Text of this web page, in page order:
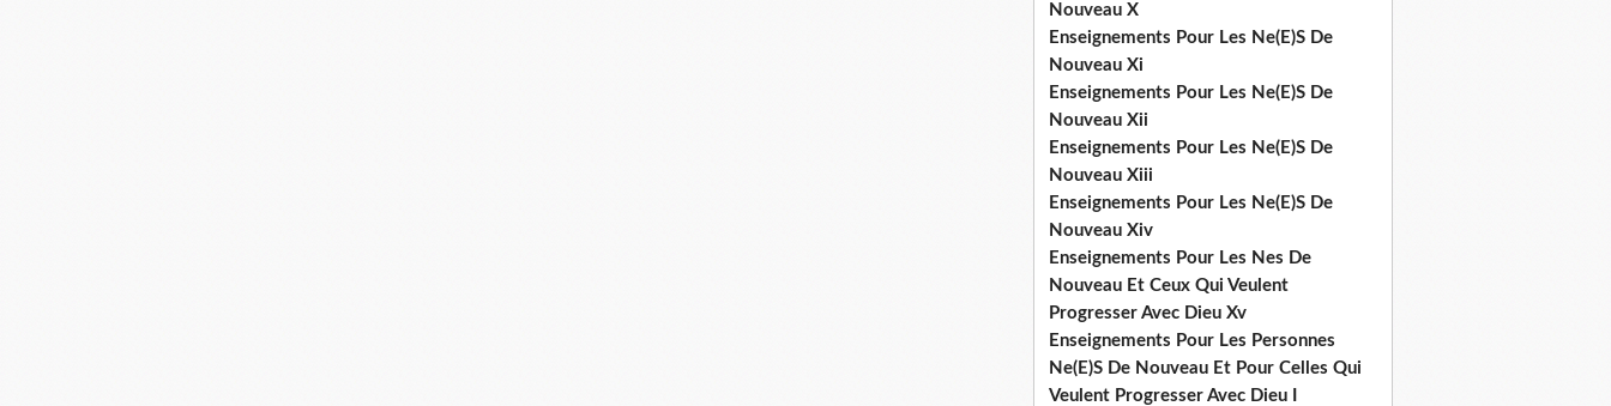
Nouveau X
Enseignements Pour Les Ne(E)S De
Nouveau Xi
Enseignements Pour Les Ne(E)S De
Nouveau Xii
Enseignements Pour Les Ne(E)S De
Nouveau Xiii
Enseignements Pour Les Ne(E)S De
Nouveau Xiv
Enseignements Pour Les Nes De
Nouveau Et Ceux Qui Veulent
Progresser Avec Dieu Xv
Enseignements Pour Les Personnes
Ne(E)S De Nouveau Et Pour Celles Qui
Veulent Progresser Avec Dieu I